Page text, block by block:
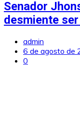
Senador
desmiente
admin
6 de agosto de
0